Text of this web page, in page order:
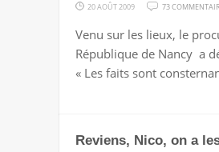
20 AOÛT 2009 73
Venu sur les lieux, le
République de Nancy a
« Les faits sont
Reviens, Nico, on a